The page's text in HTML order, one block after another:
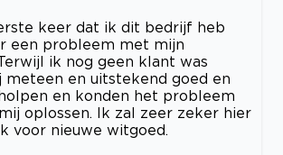
keer dat ik dit bedrijf heb
een probleem met mijn
ik nog geen klant was
meteen en uitstekend goed en
en konden het probleem
oplossen. Ik zal zeer zeker hier
voor nieuwe witgoed.